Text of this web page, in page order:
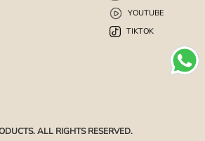
YOUTUBE
TIKTOK
ALL RIGHTS RESERVED.